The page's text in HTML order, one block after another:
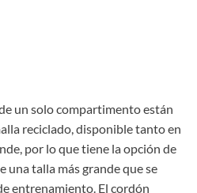
un solo compartimento están
reciclado, disponible tanto en
por lo que tiene la opción de
una talla más grande que se
entrenamiento. El cordón